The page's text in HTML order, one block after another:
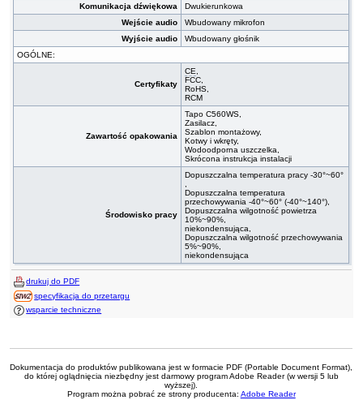
Komunikacja dźwiękowa
Dwukierunkowa
Wejście audio
Wbudowany mikrofon
Wyjście audio
Wbudowany głośnik
OGÓLNE:
Certyfikaty
CE,
FCC,
RoHS,
RCM
Zawartość opakowania
Tapo C560WS,
Zasilacz,
Szablon montażowy,
Kotwy i wkręty,
Wodoodporna uszczelka,
Skrócona instrukcja instalacji
Środowisko pracy
Dopuszczalna temperatura pracy -30°~60°
,
Dopuszczalna temperatura
przechowywania -40°~60° (-40°~140°),
Dopuszczalna wilgotność powietrza
10%~90%,
niekondensująca,
Dopuszczalna wilgotność przechowywania
5%~90%,
niekondensująca
drukuj do PDF
specyfikacja do przetargu
wsparcie techniczne
Dokumentacja do produktów publikowana jest w formacie PDF (Portable Document Format),
do której oglądnięcia niezbędny jest darmowy program Adobe Reader (w wersji 5 lub
wyższej).
Program można pobrać ze strony producenta: Adobe Reader